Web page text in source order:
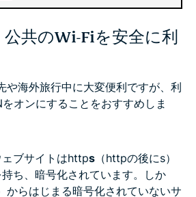
共のWi-Fiを安全に利
や海外旅行中に大変便利ですが、利
オンにすることをおすすめしま
ブサイトはhttps （httpの後にs）
ち、暗号化されています。しか
からはじまる暗号化されていないサ